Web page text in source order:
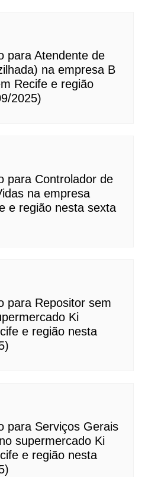
para Atendente de
na empresa B
Recife e região
2025)
para Controlador de
na empresa
e região nesta sexta
para Repositor sem
Ki
e região nesta
para Serviços Gerais
supermercado Ki
e região nesta